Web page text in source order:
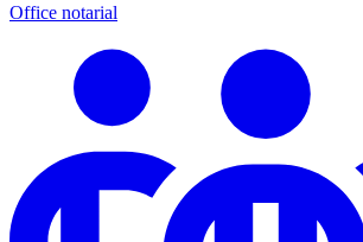
Office notarial